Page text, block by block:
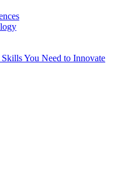
You Need to Innovate